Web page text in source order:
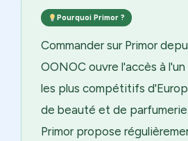
Pourquoi Primor ?
Commander sur Primor
OONOC ouvre l'accès à
les plus compétitifs
de beauté et de
Primor propose